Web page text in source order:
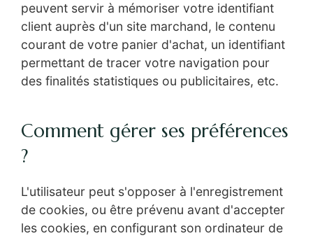
peuvent servir à mémoriser votre identifiant
client auprès d'un site marchand, le contenu
courant de votre panier d'achat, un identifiant
permettant de tracer votre navigation pour
des finalités statistiques ou publicitaires, etc.
Comment gérer ses préférences
?
L'utilisateur peut s'opposer à l'enregistrement
de cookies, ou être prévenu avant d'accepter
les cookies, en configurant son ordinateur de